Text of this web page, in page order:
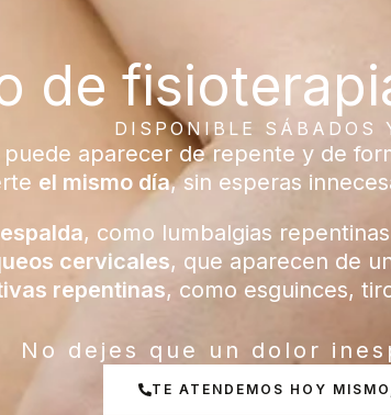
de
DISPONIBLE SÁBADOS
aparecer de repente y de
el mismo día, sin esperas
, como lumbalgias
cervicales, que aparecen de
repentinas, como esguinces,
No dejes que un dolor
TE ATENDEMOS HOY